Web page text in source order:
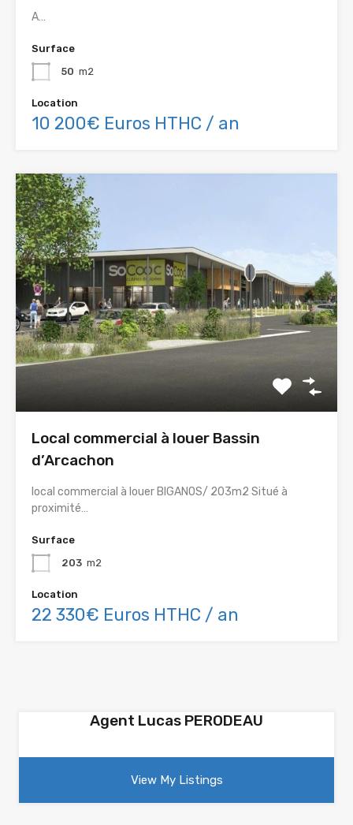
A…
Surface
50 m2
Location
10 200€ Euros HTHC / an
Local commercial à louer Bassin
d’Arcachon
local commercial à louer BIGANOS/ 203m2 Situé à
proximité…
Surface
203 m2
Location
22 330€ Euros HTHC / an
Agent Lucas PERODEAU
View My Listings